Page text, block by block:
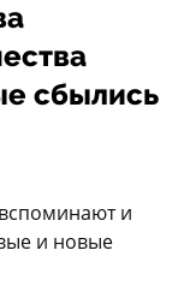
сбылись
и
и новые